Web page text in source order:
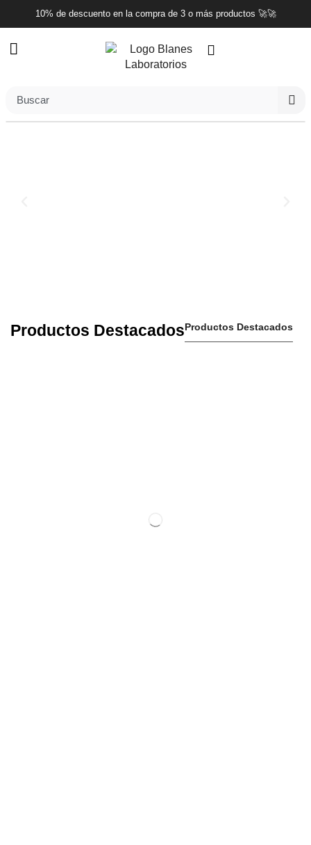
10% de descuento en la compra de 3 o más productos 🚀🚀
Productos DestacadosProductos Destacados